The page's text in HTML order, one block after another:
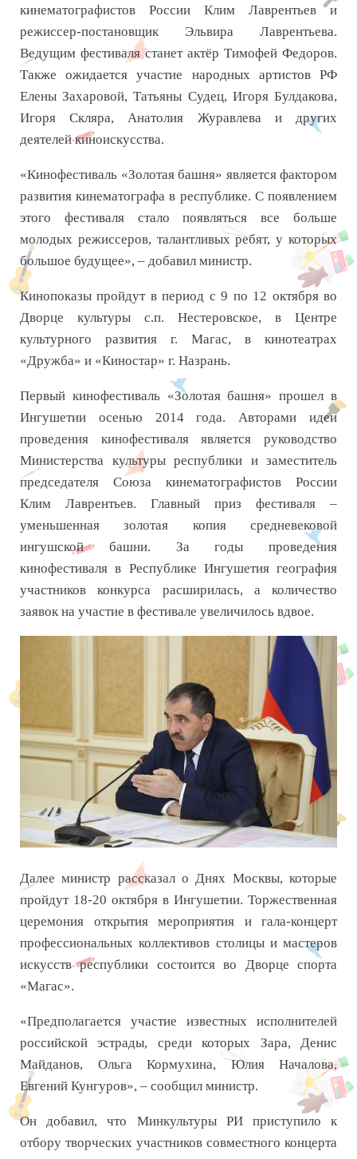
кинематографистов России Клим Лаврентьев и
режиссер-постановщик Эльвира Лаврентьева.
Ведущим фестиваля станет актёр Тимофей Федоров.
Также ожидается участие народных артистов РФ
Елены Захаровой, Татьяны Судец, Игоря Булдакова,
Игоря Скляра, Анатолия Журавлева и других
деятелей киноискусства.
«Кинофестиваль «Золотая башня» является фактором
развития кинематографа в республике. С появлением
этого фестиваля стало появляться все больше
молодых режиссеров, талантливых ребят, у которых
большое будущее», – добавил министр.
Кинопоказы пройдут в период с 9 по 12 октября во
Дворце культуры с.п. Нестеровское, в Центре
культурного развития г. Магас, в кинотеатрах
«Дружба» и «Киностар» г. Назрань.
Первый кинофестиваль «Золотая башня» прошел в
Ингушетии осенью 2014 года. Авторами идеи
проведения кинофестиваля является руководство
Министерства культуры республики и заместитель
председателя Союза кинематографистов России
Клим Лаврентьев. Главный приз фестиваля –
уменьшенная золотая копия средневековой
ингушской башни. За годы проведения
кинофестиваля в Республике Ингушетия география
участников конкурса расширилась, а количество
заявок на участие в фестивале увеличилось вдвое.
Далее министр рассказал о Днях Москвы, которые
пройдут 18-20 октября в Ингушетии. Торжественная
церемония открытия мероприятия и гала-концерт
профессиональных коллективов столицы и мастеров
искусств республики состоится во Дворце спорта
«Магас».
«Предполагается участие известных исполнителей
российской эстрады, среди которых Зара, Денис
Майданов, Ольга Кормухина, Юлия Началова,
Евгений Кунгуров», – сообщил министр.
Он добавил, что Минкультуры РИ приступило к
отбору творческих участников совместного концерта